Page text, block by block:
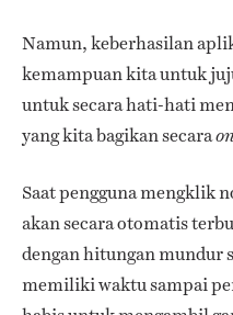
Namun, keberhasilan
kemampuan kita untuk
untuk secara hati-hati
yang kita bagikan secara
Saat pengguna mengklik
akan secara otomatis
dengan hitungan mundur
memiliki waktu sampai